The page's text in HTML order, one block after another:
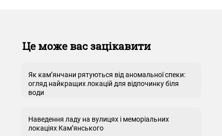
Це може вас зацікавити
Як кам’янчани рятуються від аномальної спеки:
огляд найкращих локацій для відпочинку біля
води
Наведення ладу на вулицях і меморіальних
локаціях Кам’янського